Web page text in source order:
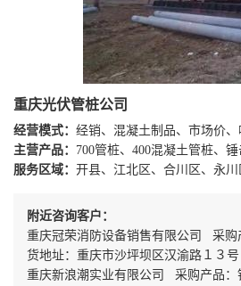
重庆光伏管桩公司
经营模式： 经销、混凝土制品、市场价
主营产品： 700管桩、400混凝土管桩、
服务区域： 开县、江北区、合川区、永川
附近咨询客户：
重庆冠荣消防设备销售有限公司 采
货地址：重庆市沙坪坝区汉渝路１３号
重庆新浪潮实业有限公司 采购产品